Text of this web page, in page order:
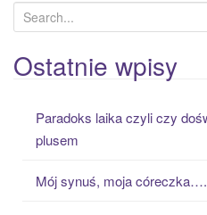
e
a
r
Ostatnie wpisy
Paradoks laika czyli czy
plusem
Mój synuś, moja córeczka….